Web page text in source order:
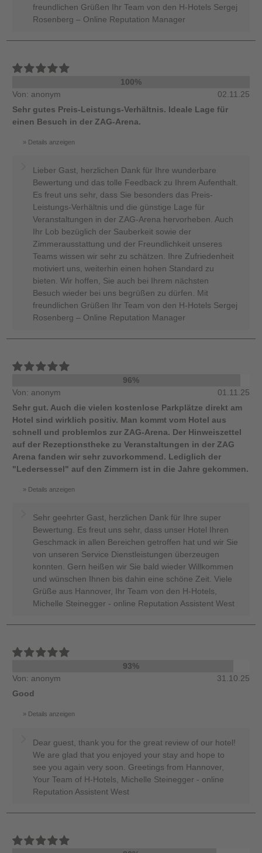
freundlichen Grüßen Ihr Team von den H-Hotels Sergej
Rosenberg – Online Reputation Manager
100%
Von: anonym
02.11.25
Sehr gutes Preis-Leistungs-Verhältnis. Ideale Lage für
einen Besuch in der ZAG-Arena.
Details anzeigen
Lieber Gast, herzlichen Dank für Ihre wunderbare
Bewertung und das tolle Feedback zu Ihrem Aufenthalt.
Es freut uns sehr, dass Sie besonders das Preis-
Leistungs-Verhältnis und die günstige Lage für
Veranstaltungen in der ZAG-Arena hervorheben. Auch
Ihr Lob bezüglich der Sauberkeit sowie der
Zimmerausstattung und der Freundlichkeit unseres
Teams wissen wir sehr zu schätzen. Ihre Zufriedenheit
motiviert uns, weiterhin einen hohen Standard zu
bieten. Wir hoffen, Sie auch bei Ihrem nächsten
Besuch wieder bei uns begrüßen zu dürfen. Mit
freundlichen Grüßen Ihr Team von den H-Hotels Sergej
Rosenberg – Online Reputation Manager
96%
Von: anonym
01.11.25
Sehr gut. Auch die vielen kostenlose Parkplätze direkt am
Hotel sind wirklich positiv. Man kommt vom Hotel aus
schnell und problemlos zur ZAG-Arena. Der Hinweiszettel
auf der Rezeptionstheke zu Veranstaltungen in der ZAG
Arena fanden wir sehr zuvorkommend. Lediglich der
"Ledersessel" auf den Zimmern ist in die Jahre gekommen.
Details anzeigen
Sehr geehrter Gast, herzlichen Dank für Ihre super
Bewertung. Es freut uns sehr, dass unser Hotel Ihren
Geschmack in allen Bereichen getroffen hat und wir Sie
von unseren Service Dienstleistungen überzeugen
konnten. Gern heißen wir Sie bald wieder Willkommen
und wünschen Ihnen bis dahin eine schöne Zeit. Viele
Grüße aus Hannover, Ihr Team von den H-Hotels,
Michelle Steinegger - online Reputation Assistent West
93%
Von: anonym
31.10.25
Good
Details anzeigen
Dear guest, thank you for the great review of our hotel!
We are glad that you enjoyed your stay and hope to
see you again very soon. Greetings from Hannover,
Your Team of H-Hotels, Michelle Steinegger - online
Reputation Assistent West